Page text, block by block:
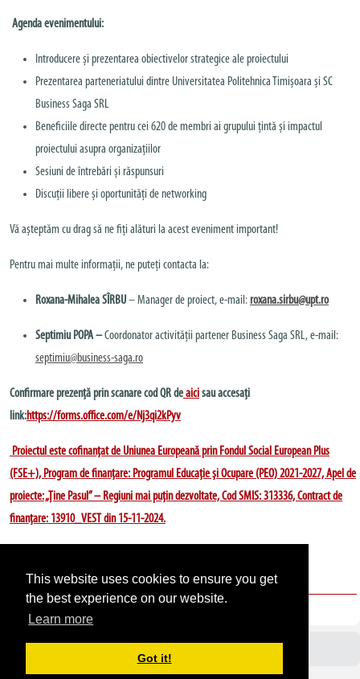
This website uses cookies to ensure you get
the best experience on our website.
Learn more
Got it!
Agenda evenimentului:
Introducere și prezentarea obiectivelor strategice ale proiectului
Prezentarea parteneriatului dintre Universitatea Politehnica Timișoara și SC
Business Saga SRL
Beneficiile directe pentru cei 620 de membri ai grupului țintă și impactul
proiectului asupra organizațiilor
Sesiuni de întrebări și răspunsuri
Discuții libere și oportunități de networking
Vă așteptăm cu drag să ne fiți alături la acest eveniment important!
Pentru mai multe informații, ne puteți contacta la:
Roxana-Mihalea SÎRBU– Manager de proiect, e-mail:roxana.sirbu@upt.ro
Septimiu POPA –Coordonator activității partener Business Saga SRL, e-mail:
septimiu@business-saga.ro
Confirmare prezență prin scanare cod QR deaicisau accesați
link:https://forms.office.com/e/Nj3qi2kPyv
Proiectul este cofinanțat de Uniunea Europeană prin Fondul Social European Plus
(FSE+), Program de finanțare: Programul Educație și Ocupare (PEO) 2021-2027, Apel de
proiecte: „Ține Pasul” – Regiuni mai puțin dezvoltate, Cod SMIS: 313336, Contract de
finanțare: 13910_VEST din 15-11-2024.
ALTE ANUNȚURI